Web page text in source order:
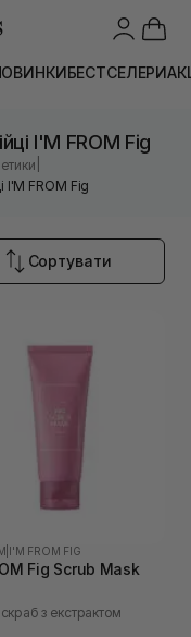
БЕСТСЕЛЕРИ
I'M FROM Fig
I'M FROM Fig
Сортувати
I'M FROM FIG
Fig Scrub Mask
з екстрактом